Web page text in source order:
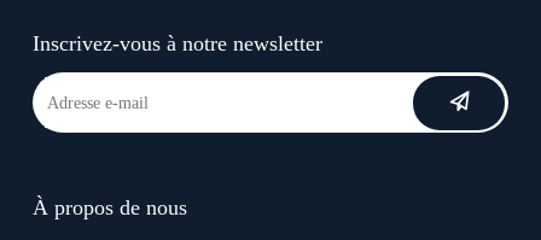
Inscrivez-vous à notre newsletter
À propos de nous